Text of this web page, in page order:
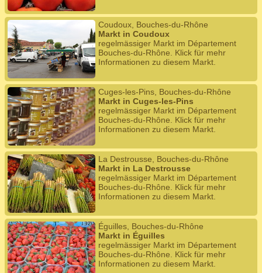
Coudoux, Bouches-du-Rhône
Markt in Coudoux
regelmässiger Markt im Département
Bouches-du-Rhône. Klick für mehr
Informationen zu diesem Markt.
Cuges-les-Pins, Bouches-du-Rhône
Markt in Cuges-les-Pins
regelmässiger Markt im Département
Bouches-du-Rhône. Klick für mehr
Informationen zu diesem Markt.
La Destrousse, Bouches-du-Rhône
Markt in La Destrousse
regelmässiger Markt im Département
Bouches-du-Rhône. Klick für mehr
Informationen zu diesem Markt.
Éguilles, Bouches-du-Rhône
Markt in Éguilles
regelmässiger Markt im Département
Bouches-du-Rhône. Klick für mehr
Informationen zu diesem Markt.